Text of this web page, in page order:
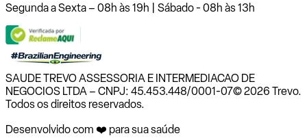
Segunda a Sexta – 08h às 19h | Sábado - 08h às 13h
SAUDE TREVO ASSESSORIA E INTERMEDIACAO DE
NEGOCIOS LTDA – CNPJ: 45.453.448/0001-07© 2026 Trevo.
Todos os direitos reservados.
Desenvolvido com ❤️ para sua saúde